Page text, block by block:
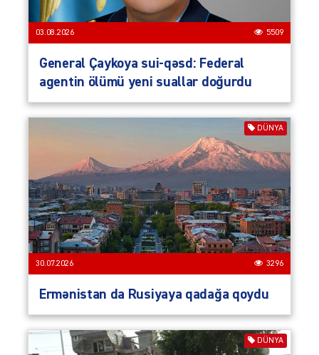
03.08.2026 5509
General Çaykoya sui-qəsd: Federal
agentin ölümü yeni suallar doğurdu
DÜNYA
30.07.2026 3296
Ermənistan da Rusiyaya qadağa qoydu
DÜNYA